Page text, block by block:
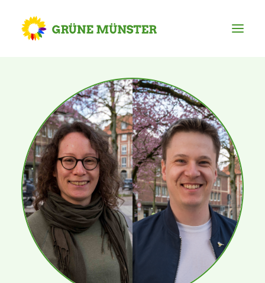
Kreisvorstand
Kreisgeschäftsstelle
Mitgliederversammlung
Ortsverbände
Kommissionen